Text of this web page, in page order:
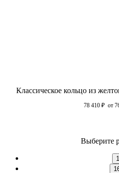
Классическое кольцо из
78 410 ₽ от
Выберите